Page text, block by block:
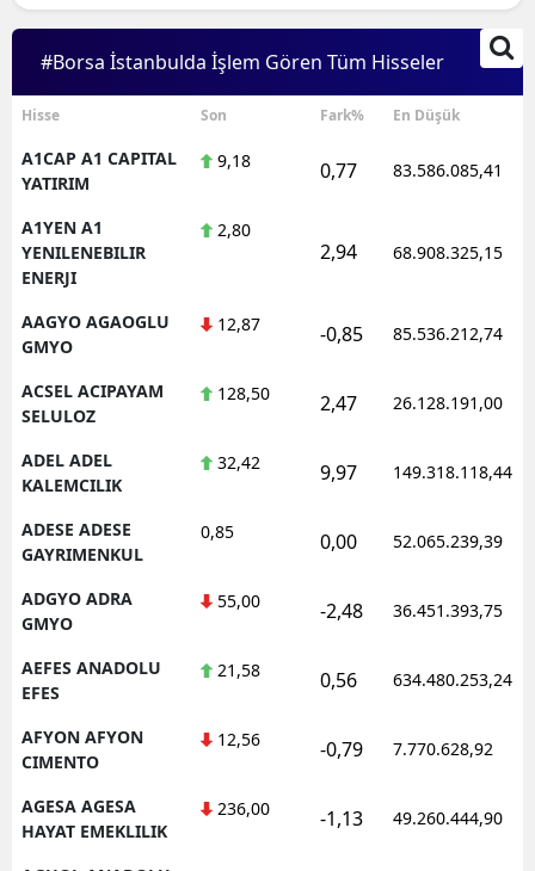
#Borsa İstanbulda İşlem Gören Tüm Hisseler
Hisse Son Fark% En Düşük
A1CAP A1 CAPITAL
YATIRIM
9,18 0,77 83.586.085,41
A1YEN A1
YENILENEBILIR
ENERJI
2,80
2,94 68.908.325,15
AAGYO AGAOGLU
GMYO
12,87 -0,85 85.536.212,74
ACSEL ACIPAYAM
SELULOZ
128,50 2,47 26.128.191,00
ADEL ADEL
KALEMCILIK
32,42 9,97 149.318.118,44
ADESE ADESE
GAYRIMENKUL
0,85 0,00 52.065.239,39
ADGYO ADRA
GMYO
55,00 -2,48 36.451.393,75
AEFES ANADOLU
EFES
21,58 0,56 634.480.253,24
AFYON AFYON
CIMENTO
12,56 -0,79 7.770.628,92
AGESA AGESA
HAYAT EMEKLILIK
236,00 -1,13 49.260.444,90